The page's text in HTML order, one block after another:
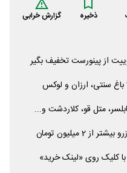
ذخیره گزارش خرابی
از پینورست تخفیف بگیر
سنتی، ارزان و لوکس
متل قو، کلاردشت و...
کلیک روی «لینک خرید»